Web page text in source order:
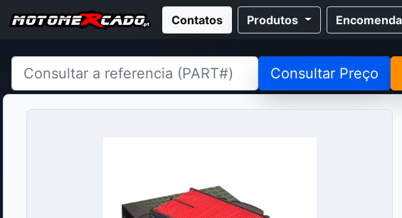
Contatos Produtos
Consultar Preço